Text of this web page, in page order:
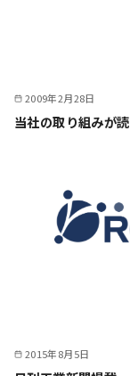
2009年2月28日
当社の取り組みが
2015年8月5日